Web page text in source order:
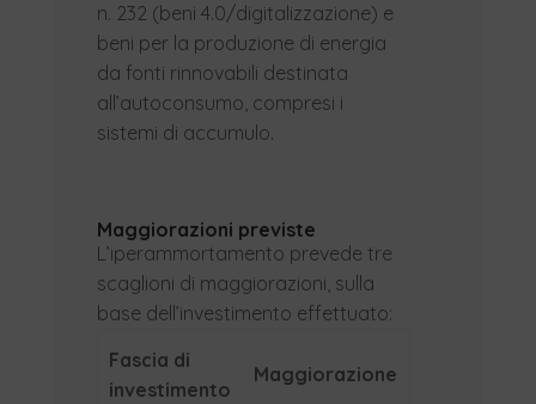
n. 232 (beni 4.0/digitalizzazione) e
beni per la produzione di energia
da fonti rinnovabili destinata
all’autoconsumo, compresi i
sistemi di accumulo.
Maggiorazioni previste
L’iperammortamento prevede tre
scaglioni di maggiorazioni, sulla
base dell’investimento effettuato:
Fascia di
investimento
Maggiorazione